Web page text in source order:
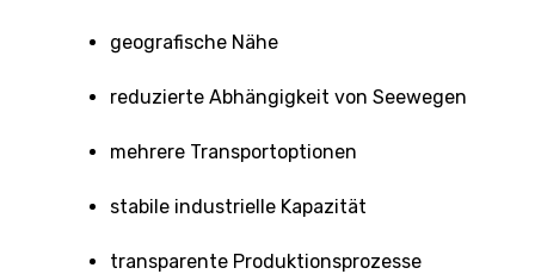
geografische Nähe
reduzierte Abhängigkeit von Seewegen
mehrere Transportoptionen
stabile industrielle Kapazität
transparente Produktionsprozesse